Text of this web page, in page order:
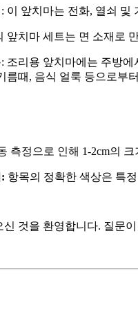
이 앞치마는 전화, 열쇠
앞치마 세트는 면 소재로
조리용 앞치마에는 주방
름때, 음식 얼룩 등으로부
측정으로 인해 1-2cm의
항목의 정확한 색상은 특
신 것을 환영합니다. 질문